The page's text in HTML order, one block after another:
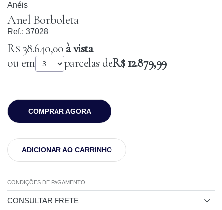
Anéis
Anel Borboleta
Ref.: 37028
R$ 38.640,00à vista
ou em
parcelas deR$ 12.879,99
COMPRAR AGORA
ADICIONAR AO CARRINHO
CONDIÇÕES DE PAGAMENTO
CONSULTAR FRETE